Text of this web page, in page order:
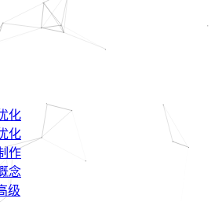
化
化
作
念
级